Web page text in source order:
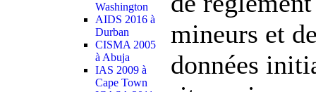
Washington
AIDS 2016 à
Durban
CISMA 2005
à Abuja
IAS 2009 à
Cape Town
mineurs et
données